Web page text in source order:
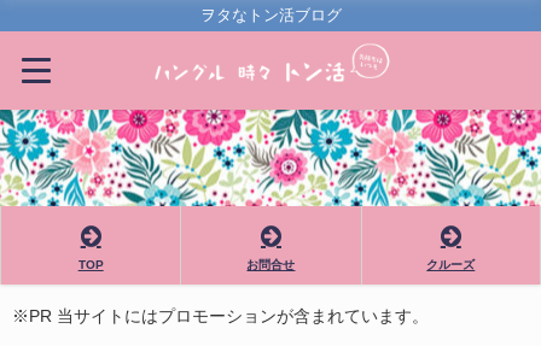
ヲタなトン活ブログ
TOP お問合せ クルーズ
※PR 当サイトにはプロモーションが含まれています。